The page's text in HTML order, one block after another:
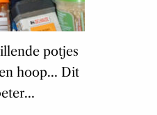
potjes
hoop… Dit